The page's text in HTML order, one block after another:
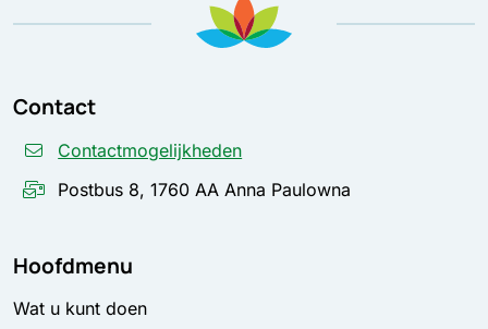
Contact
Contactmogelijkheden
Postbus 8, 1760 AA Anna Paulowna
Hoofdmenu
Wat u kunt doen